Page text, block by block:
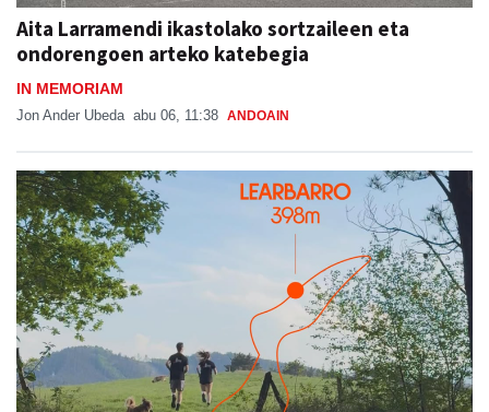
Aita Larramendi ikastolako sortzaileen eta
ondorengoen arteko katebegia
IN MEMORIAM
Jon Ander Ubeda abu 06, 11:38 ANDOAIN